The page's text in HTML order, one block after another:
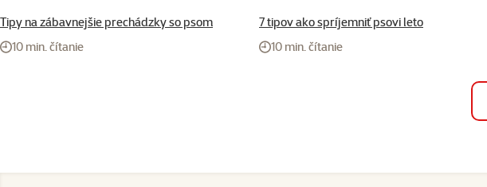
Tipy na zábavnejšie prechádzky so psom
10 min. čítanie
7 tipov ako spríjemniť psovi leto
10 min. čítanie